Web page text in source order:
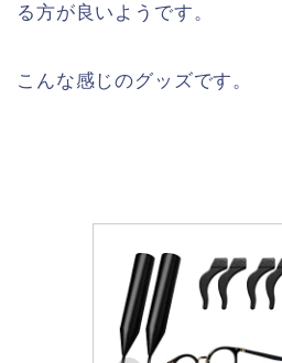
る方が良いようです。
こんな感じのグッズです。